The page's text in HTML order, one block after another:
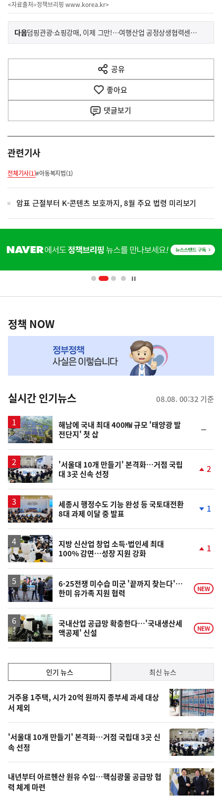
<자료출처=정책브리핑 www.korea.kr>
이
전
다
음
다음기
덤핑관광·쇼핑강매, 이제 그만!…여행산업 공정상생협력센터 출범
공유
열
기
좋아요
댓글보기
관련기사
전체기사(1)#아동복지법(1)
암표 근절부터 K-콘텐츠 보호까지, 8월 주요 법령 미리보기
단
배
영
책
NOW,
뉴
스
정책 NOW
실시간 인기뉴스 08.08. 00:32 기준
해남에 국내 최대 400㎿ 규모 '태양광 발
전단지' 첫 삽
일
'서울대 10개 만들기' 본격화…거점 국립
대 3곳 신속 선정
계
2
세종시 행정수도 기능 완성 등 국토대전환
8대 과제 이달 중 발표
계
1
지방 신산업 창업 소득·법인세 최대
100% 감면…성장 지원 강화
계
승
1
6·25전쟁 미수습 미군 '끝까지 찾는다'…
한미 유가족 지원 협력
NEW
국내산업 공급망 확충한다…'국내생산세
액공제' 신설
NEW
기,
최
신,
오
늘
의
영
상
인기 뉴스 최신 뉴스
기
뉴
스
거주용 1주택, 시가 20억 원까지 종부세 과세 대상
서 제외
'서울대 10개 만들기' 본격화…거점 국립대 3곳 신
속 선정
내년부터 아르헨산 원유 수입…핵심광물 공급망 협
력 체계 마련